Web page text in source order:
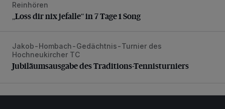
„Loss dir nix jefalle“ in 7 Tage 1 Song
Reinhören
„Loss dir nix jefalle“ in 7 Tage 1 Song
Jubiläumsausgabe des Traditions-Tennisturniers
Jakob-Hombach-Gedächtnis-Turnier des
Hochneukircher TC
Jubiläumsausgabe des Traditions-Tennisturniers